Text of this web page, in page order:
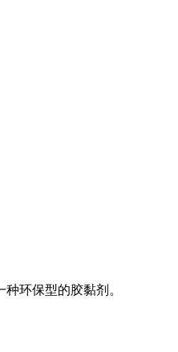
环保型的胶黏剂。